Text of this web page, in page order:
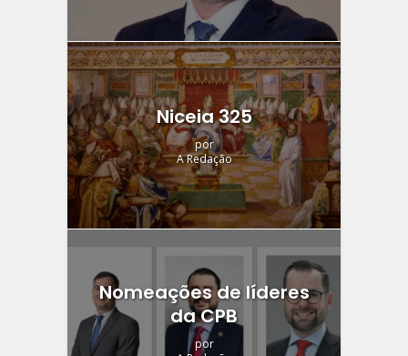
Niceia 325
por
A Redação
Nomeações de líderes
da CPB
por